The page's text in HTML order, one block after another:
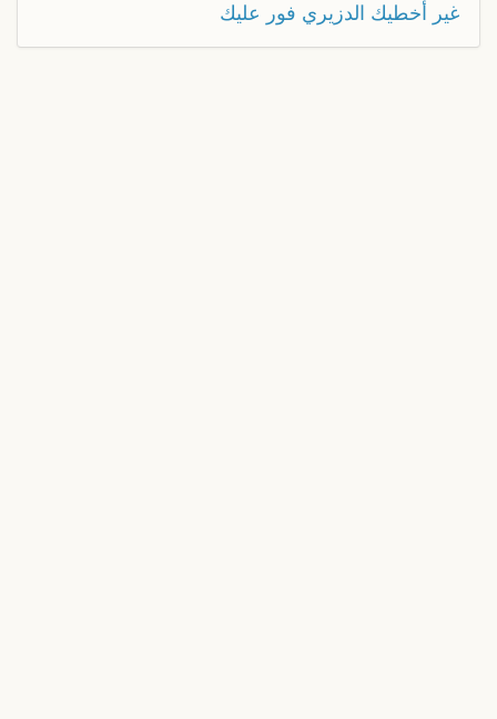
غير أخطيك الدزيري فور عليك